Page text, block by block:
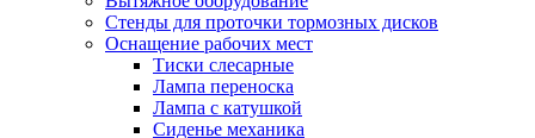
Стенды для проточки тормозных дисков
Оснащение рабочих мест
Тиски слесарные
Лампа переноска
Лампа с катушкой
Сиденье механика